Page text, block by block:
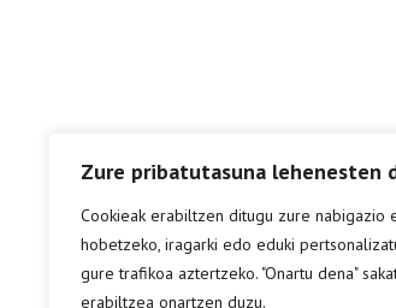
Zure pribatutasuna lehenesten
Cookieak erabiltzen ditugu zure nabigazio
hobetzeko, iragarki edo eduki
gure trafikoa aztertzeko. "Onartu dena"
erabiltzea onartzen duzu.